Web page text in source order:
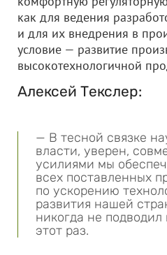
как для ведения
и для их внедрения в
условие — развитие
высокотехнологичной
Алексей Текслер:
— В тесной связке
власти, уверен,
усилиями мы
всех поставленных
по ускорению
развития нашей
никогда не
этот раз.